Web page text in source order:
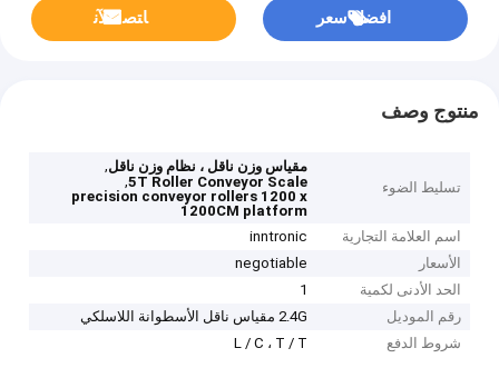
افضل سعر ﺎﺘﺼﻟ ﺍﻶﻧ
منتوج وصف
تسليط الضوء
مقياس وزن ناقل ، نظام وزن ناقل,
5T Roller Conveyor Scale
,
precision conveyor rollers 1200 x
1200CM platform
اسم العلامة التجارية
inntronic
الأسعار
negotiable
الحد الأدنى لكمية
1
رقم الموديل
2.4G مقياس ناقل الأسطوانة اللاسلكي
شروط الدفع
L / C ، T / T